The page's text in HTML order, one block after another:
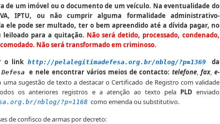
de um imóvel ou o documento de um veículo. Na eventualidade do
IPTU, ou não cumprir alguma formalidade administrativo-
ele pode ser multado, ter o bem apreendido até a dívida pagar, no
para a quitação. Não será detido, processado, condenado,
Não será transformado em criminoso.
o link http://pelalegitimadefesa.org.br/nblog/?p=1369 da
e nele encontrar vários meios de contacto:telefone,fax,e-
uma sugestão de texto a destacar o Certificado de Registro com validade
os anteriores registros e a atenção ao texto pela PLDenviado
nblog/?p=1168 como emenda ou substitutivo.
de confisco de armas por decreto: